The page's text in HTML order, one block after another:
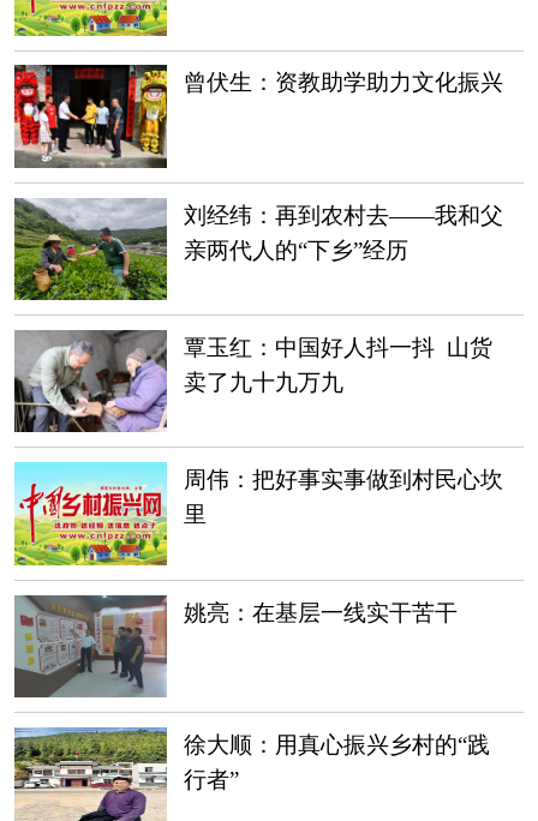
曾伏生：资教助学助力文化振兴
刘经纬：再到农村去——我和父
亲两代人的“下乡”经历
覃玉红：中国好人抖一抖 山货
卖了九十九万九
周伟：把好事实事做到村民心坎
里
姚亮：在基层一线实干苦干
徐大顺：用真心振兴乡村的“践
行者”